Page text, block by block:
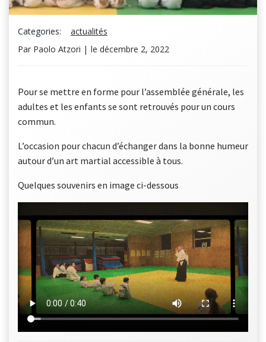
Categories:
actualités
Par Paolo Atzori | le décembre 2, 2022
Pour se mettre en forme pour l’assemblée générale, les
adultes et les enfants se sont retrouvés pour un cours
commun.
L’occasion pour chacun d’échanger dans la bonne humeur
autour d’un art martial accessible à tous.
Quelques souvenirs en image ci-dessous